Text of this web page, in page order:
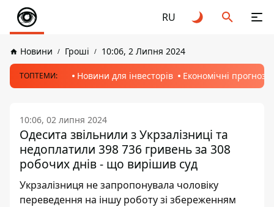
RU
Новини Гроші 10:06, 2 Липня 2024
ТОПТЕМИ: Новини для інвесторів Економічні прогнози
10:06, 02 липня 2024
Одесита звільнили з Укрзалізниці та
недоплатили 398 736 гривень за 308
робочих днів - що вирішив суд
Укрзалізниця не запропонувала чоловіку
переведення на іншу роботу зі збереженням